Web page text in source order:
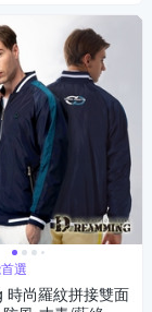
選
時尚羅紋拼接雙面